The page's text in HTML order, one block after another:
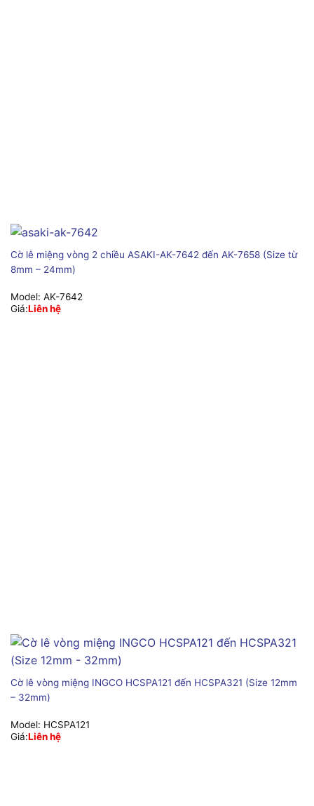
Cờ lê miệng vòng 2 chiều ASAKI-AK-7642 đến AK-7658 (Size từ
8mm – 24mm)
Model: AK-7642
Giá:Liên hệ
Cờ lê vòng miệng INGCO HCSPA121 đến HCSPA321 (Size 12mm
– 32mm)
Model: HCSPA121
Giá:Liên hệ